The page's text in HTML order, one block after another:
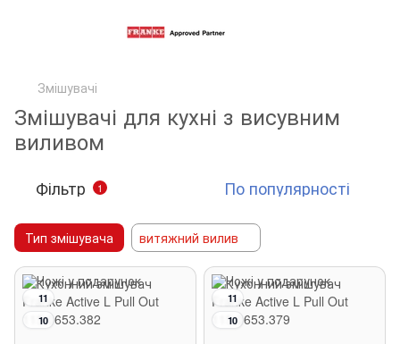
Змішувачі
Змішувачі для кухні з висувним
виливом
Фільтр 1 По популярності
Тип змішувача витяжний вилив
11
10
11
10